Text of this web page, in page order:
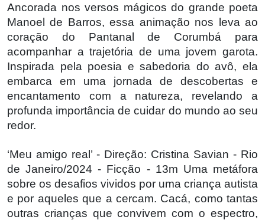
Ancorada nos versos mágicos do grande poeta
Manoel de Barros, essa animação nos leva ao
coração do Pantanal de Corumbá para
acompanhar a trajetória de uma jovem garota.
Inspirada pela poesia e sabedoria do avô, ela
embarca em uma jornada de descobertas e
encantamento com a natureza, revelando a
profunda importância de cuidar do mundo ao seu
redor.
‘Meu amigo real’ - Direção: Cristina Savian - Rio
de Janeiro/2024 - Ficção - 13m Uma metáfora
sobre os desafios vividos por uma criança autista
e por aqueles que a cercam. Cacá, como tantas
outras crianças que convivem com o espectro,